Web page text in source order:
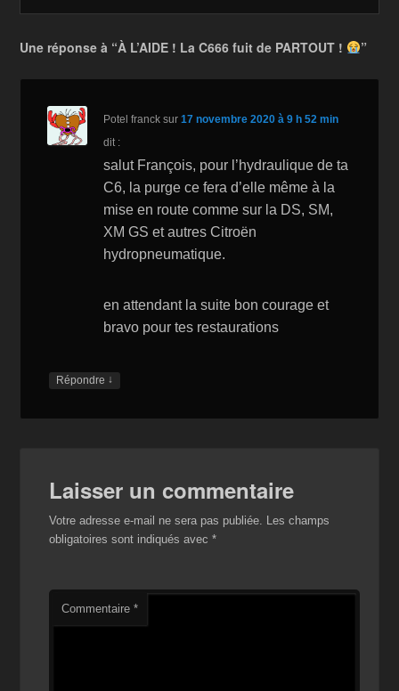
b
o
o
n
h
Li
st
Li
n
er
Une réponse à “À L’AIDE ! La C666 fuit de PARTOUT ! ”
Potel franck sur17 novembre 2020 à 9 h 52 min
dit :
salut François, pour l’hydraulique de ta
C6, la purge ce fera d’elle même à la
mise en route comme sur la DS, SM,
XM GS et autres Citroën
hydropneumatique.
en attendant la suite bon courage et
bravo pour tes restaurations
Répondre ↓
Laisser un commentaire
Votre adresse e-mail ne sera pas publiée.
Les champs
obligatoires sont indiqués avec*
Commentaire*